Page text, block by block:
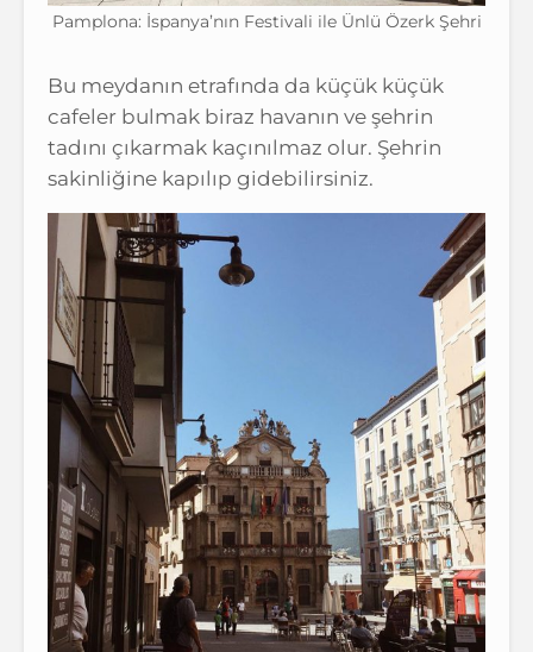
Pamplona: İspanya’nın Festivali ile Ünlü Özerk Şehri
Bu meydanın etrafında da küçük küçük
cafeler bulmak biraz havanın ve şehrin
tadını çıkarmak kaçınılmaz olur. Şehrin
sakinliğine kapılıp gidebilirsiniz.